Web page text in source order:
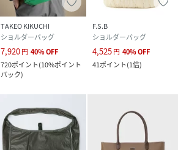
TAKEO KIKUCHI
ショルダーバッグ
7,920円 40%OFF
720ポイント(10%ポイント
バック)
F.S.B
ショルダーバッグ
4,525円 40%OFF
41ポイント(1倍)